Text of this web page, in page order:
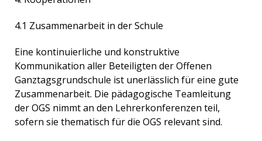
4.1 Zusammenarbeit in der Schule
Eine kontinuierliche und konstruktive
Kommunikation aller Beteiligten der Offenen
Ganztagsgrundschule ist unerlässlich für eine gute
Zusammenarbeit. Die pädagogische Teamleitung
der OGS nimmt an den Lehrerkonferenzen teil,
sofern sie thematisch für die OGS relevant sind.